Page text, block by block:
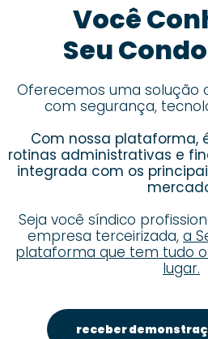
Você
Seu
Oferecemos uma solução
com segurança,
Com nossa plataforma,
rotinas administrativas e
integrada com os
Seja você síndico
empresa terceirizada, a
plataforma que tem tudo
lugar.
receber